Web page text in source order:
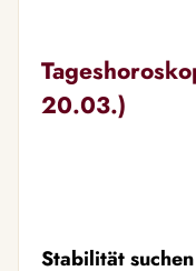
20.03.)
Stabilität suchen